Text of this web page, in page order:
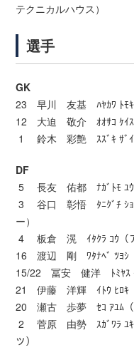
テクニカルハウス）
選手
GK
23 早川 友基 ﾊﾔｶﾜ ﾄﾓｷ
12 大迫 敬介 ｵｵｻｺ ｹｲｽｹ
1 鈴木 彩艶 ｽｽﾞｷ ｻﾞｲｵ
DF
5 長友 佑都 ﾅｶﾞﾄﾓ ﾕｳﾄ
3 谷口 彰悟 ﾀﾆｸﾞﾁ ｼｮｳ
ー）
4 板倉 滉 ｲﾀｸﾗ ｺｳ（ア
16 渡辺 剛 ﾜﾀﾅﾍﾞ ﾂﾖｼ（
15/22 冨安 健洋 ﾄﾐﾔｽ ﾀ
21 伊藤 洋輝 ｲﾄｳ ﾋﾛｷ（
20 瀬古 歩夢 ｾｺ ｱﾕﾑ（
2 菅原 由勢 ｽｶﾞﾜﾗ ﾕｷﾅ
ツ）